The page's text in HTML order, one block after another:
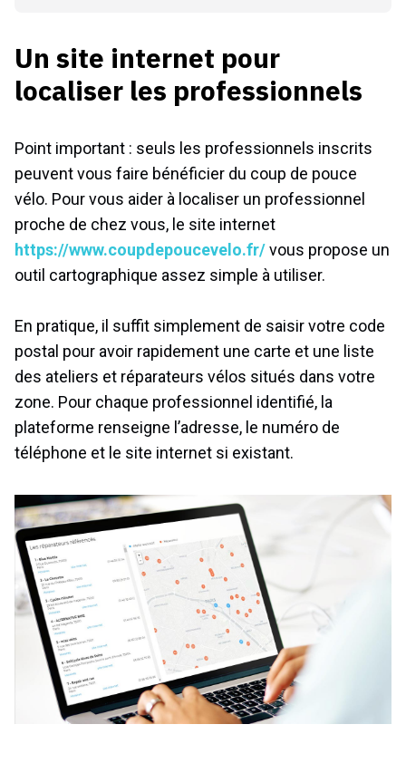
Un site internet pour
localiser les professionnels
Point important : seuls les professionnels inscrits
peuvent vous faire bénéficier du coup de pouce
vélo. Pour vous aider à localiser un professionnel
proche de chez vous, le site internet
https://www.coupdepoucevelo.fr/vous propose un
outil cartographique assez simple à utiliser.
En pratique, il suffit simplement de saisir votre code
postal pour avoir rapidement une carte et une liste
des ateliers et réparateurs vélos situés dans votre
zone. Pour chaque professionnel identifié, la
plateforme renseigne l’adresse, le numéro de
téléphone et le site internet si existant.